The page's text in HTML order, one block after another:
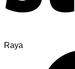
Raya